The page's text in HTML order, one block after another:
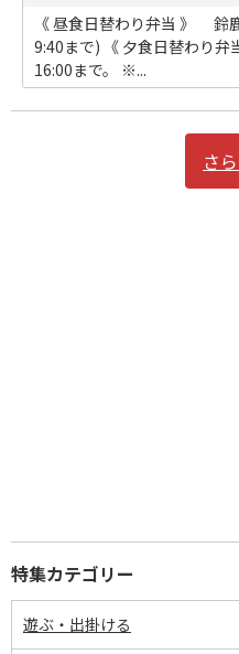
《 昼食日替わり弁当 》 鈴
9:40まで) 《 夕食日替わり
16:00まで。 ※...
さ
特集カテゴリー
遊ぶ・出掛ける